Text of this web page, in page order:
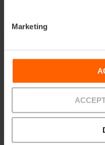
Marketing
Duart, Valencia,